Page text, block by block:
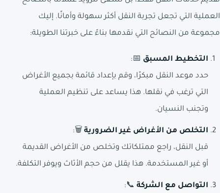
العملية التي تجعل تجربة النقل أكثر سهولة وأمانًا. إليك
مجموعة من النصائح التي نقدمها بناءً على خبرتنا الطويلة:
التخطيط المسبق 📅:
حدد موعد النقل مبكرًا، وقم بإعداد قائمة بجميع الأغراض
التي ترغب في نقلها. هذا يساعد على تنظيم العملية
وتجنب النسيان.
التخلص من الأغراض غير الضرورية🗑️:
قبل النقل، راجع ممتلكاتك وتخلص من الأغراض القديمة
أو غير المستخدمة. هذا يقلل من حجم الأثاث ويوفر التكلفة.
التواصل مع الشركة📞: